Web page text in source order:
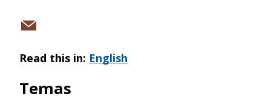
Read this in: English
Temas
Share
email